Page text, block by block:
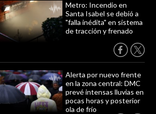
Metro: Incendio en
Santa Isabel se debió a
"falla inédita" en sistema
de tracción y frenado
Alerta por nuevo frente
en la zona central: DMC
prevé intensas lluvias en
pocas horas y posterior
ola de frío